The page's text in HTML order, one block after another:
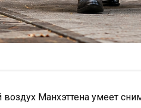
воздух Манхэттена умеет